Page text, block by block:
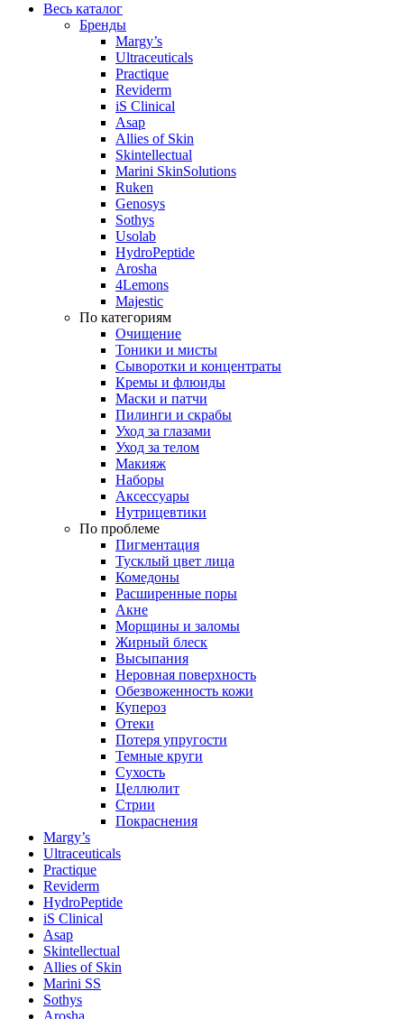
Весь каталог
Бренды
Margy’s
Ultraceuticals
Practique
Reviderm
iS Clinical
Asap
Allies of Skin
Skintellectual
Marini SkinSolutions
Ruken
Genosys
Sothys
Usolab
HydroPeptide
Arosha
4Lemons
Majestic
По категориям
Очищение
Тоники и мисты
Сыворотки и концентраты
Кремы и флюиды
Маски и патчи
Пилинги и скрабы
Уход за глазами
Уход за телом
Макияж
Наборы
Аксессуары
Нутрицевтики
По проблеме
Пигментация
Тусклый цвет лица
Комедоны
Расширенные поры
Акне
Морщины и заломы
Жирный блеск
Высыпания
Неровная поверхность
Обезвоженность кожи
Купероз
Отеки
Потеря упругости
Темные круги
Сухость
Целлюлит
Стрии
Покраснения
Margy’s
Ultraceuticals
Practique
Reviderm
HydroPeptide
iS Clinical
Asap
Skintellectual
Allies of Skin
Marini SS
Sothys
Arosha